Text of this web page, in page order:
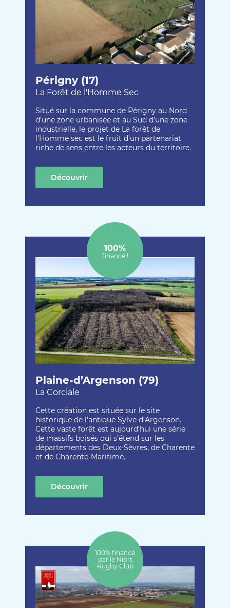
Périgny (17)
La Forêt de l'Homme Sec
Situé sur la commune de Périgny au Nord
d’une zone urbanisée et au Sud d’une zone
industrielle, le projet de La forêt de
l’Homme sec est le fruit d’un partenariat
riche de sens entre les acteurs du territoire.
Découvrir
Plaine-d’Argenson (79)
La Corciale
Cette création est située sur le site
historique de l’antique Sylve d’Argenson.
Cette vaste forêt est aujourd’hui une série
de massifs boisés qui s’étend sur les
départements des Deux-Sèvres, de Charente
et de Charente-Maritime.
100%
financé !
Découvrir
100% financé
par le Niort
Rugby Club